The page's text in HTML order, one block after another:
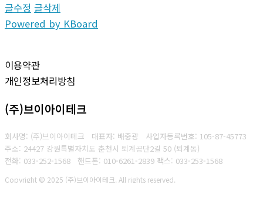
글수정 글삭제
Powered by KBoard
이용약관
개인정보처리방침
(주)브이아이테크
회사명: (주)브이아이테크 대표자: 배중광 사업자등록번호: 105-87-45773
주소: 24427 강원특별자치도 춘천시 퇴계공단2길 50 (퇴계동)
전화: 033-252-1568
핸드폰: 010-6261-2839 팩스: 033-253-1568
Copyright © 2025 (주)브이아이테크. All rights reserved.